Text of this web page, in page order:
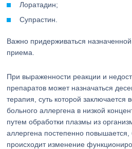
Лоратадин;
Супрастин.
Важно придерживаться
приема.
При выраженности реакции и
препаратов может назначаться
терапия, суть которой заключается
больного аллергена в низкой
путем обработки плазмы из
аллергена постепенно повышается,
происходит изменение